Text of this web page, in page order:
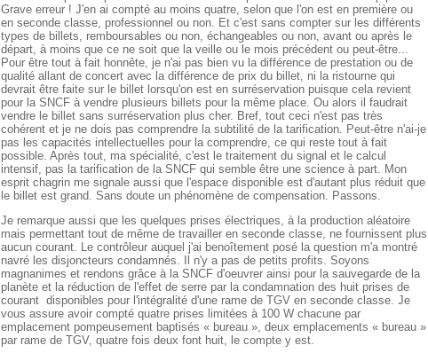
Grave erreur ! J'en ai compté au moins quatre, selon que l'on est en première ou
en seconde classe, professionnel ou non. Et c'est sans compter sur les différents
types de billets, remboursables ou non, échangeables ou non, avant ou après le
départ, à moins que ce ne soit que la veille ou le mois précédent ou peut-être...
Pour être tout à fait honnête, je n'ai pas bien vu la différence de prestation ou de
qualité allant de concert avec la différence de prix du billet, ni la ristourne qui
devrait être faite sur le billet lorsqu'on est en surréservation puisque cela revient
pour la SNCF à vendre plusieurs billets pour la même place. Ou alors il faudrait
vendre le billet sans surréservation plus cher. Bref, tout ceci n'est pas très
cohérent et je ne dois pas comprendre la subtilité de la tarification. Peut-être n'ai-je
pas les capacités intellectuelles pour la comprendre, ce qui reste tout à fait
possible. Après tout, ma spécialité, c'est le traitement du signal et le calcul
intensif, pas la tarification de la SNCF qui semble être une science à part. Mon
esprit chagrin me signale aussi que l'espace disponible est d'autant plus réduit que
le billet est grand. Sans doute un phénomène de compensation. Passons.
Je remarque aussi que les quelques prises électriques, à la production aléatoire
mais permettant tout de même de travailler en seconde classe, ne fournissent plus
aucun courant. Le contrôleur auquel j'ai benoîtement posé la question m'a montré
navré les disjoncteurs condamnés. Il n'y a pas de petits profits. Soyons
magnanimes et rendons grâce à la SNCF d'oeuvrer ainsi pour la sauvegarde de la
planète et la réduction de l'effet de serre par la condamnation des huit prises de
courant disponibles pour l'intégralité d'une rame de TGV en seconde classe. Je
vous assure avoir compté quatre prises limitées à 100 W chacune par
emplacement pompeusement baptisés « bureau », deux emplacements « bureau »
par rame de TGV, quatre fois deux font huit, le compte y est.